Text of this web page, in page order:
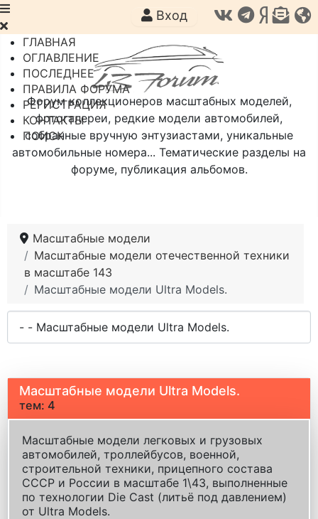
Форум коллекционеров масштабных моделей,
фотогалереи, редкие модели автомобилей,
собранные вручную энтузиастами, уникальные
автомобильные номера... Тематические разделы на
форуме, публикация альбомов.
Вход
ГЛАВНАЯ
ОГЛАВЛЕНИЕ
ПОСЛЕДНЕЕ
ПРАВИЛА ФОРУМА
РЕГИСТРАЦИЯ
КОНТАКТЫ
ПОИСК
Масштабные модели
Масштабные модели отечественной техники
в масштабе 143
Масштабные модели Ultra Models.
Масштабные модели Ultra Models.
тем: 4
Масштабные модели легковых и грузовых
автомобилей, троллейбусов, военной,
строительной техники, прицепного состава
СССР и России в масштабе 1\43, выполненные
по технологии Die Cast (литьё под давлением)
от Ultra Models.